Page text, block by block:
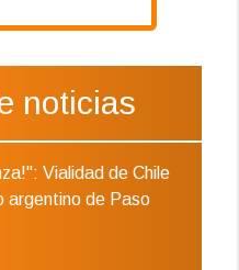
noticias
Vialidad de Chile
argentino de Paso